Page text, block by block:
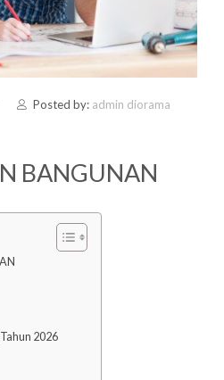
Posted by: admin diorama
BANGUNAN
2026